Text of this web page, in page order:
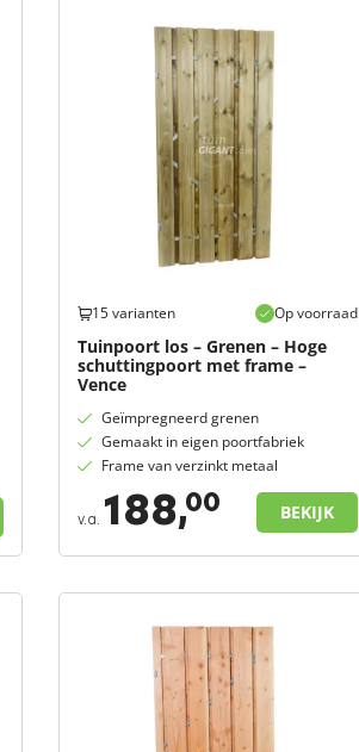
15 varianten Op voorraad
Tuinpoort los – Grenen – Hoge
schuttingpoort met frame –
Vence
Geïmpregneerd grenen
Gemaakt in eigen poortfabriek
Frame van verzinkt metaal
v.a. 188,00 BEKIJK